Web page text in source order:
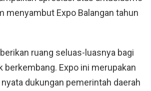
menyambut Expo Balangan tahun
ruang seluas-luasnya bagi
berkembang. Expo ini merupakan
dukungan pemerintah daerah